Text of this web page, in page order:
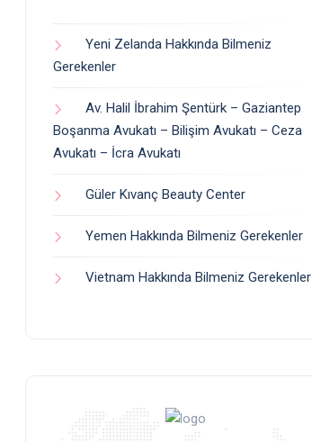
Yeni Zelanda Hakkında Bilmeniz
Gerekenler
Av. Halil İbrahim Şentürk – Gaziantep
Boşanma Avukatı – Bilişim Avukatı – Ceza
Avukatı – İcra Avukatı
Güler Kıvanç Beauty Center
Yemen Hakkında Bilmeniz Gerekenler
Vietnam Hakkında Bilmeniz Gerekenler